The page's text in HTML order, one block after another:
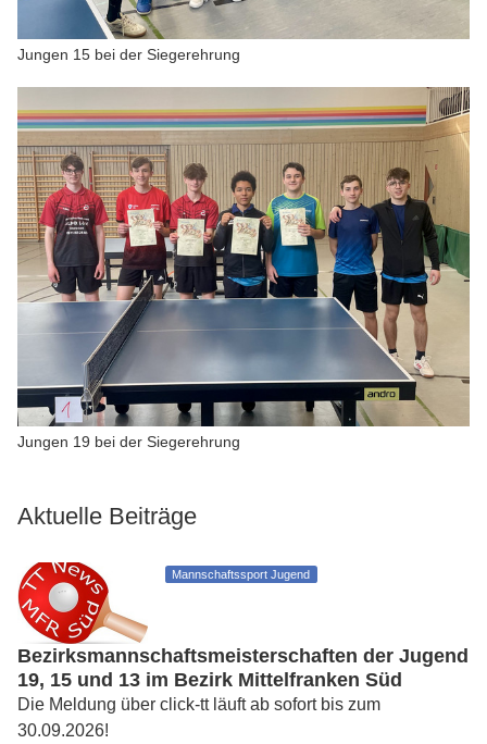
Jungen 15 bei der Siegerehrung
Jungen 19 bei der Siegerehrung
Aktuelle Beiträge
Mannschaftssport Jugend
Bezirksmannschaftsmeisterschaften der Jugend
19, 15 und 13 im Bezirk Mittelfranken Süd
Die Meldung über click-tt läuft ab sofort bis zum
30.09.2026!